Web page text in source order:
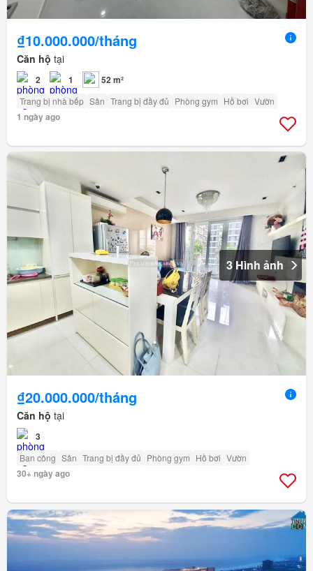
₫10.000.000/tháng
Căn hộ tại
2 1 52 m²
Trang bị nhà bếp Sân Trang bị đầy đủ Phòng gym Hồ bơi Vườn
1 ngày ago
3 Hình ảnh
₫20.000.000/tháng
Căn hộ tại
3
Ban công Sân Trang bị đầy đủ Phòng gym Hồ bơi Vườn
30+ ngày ago